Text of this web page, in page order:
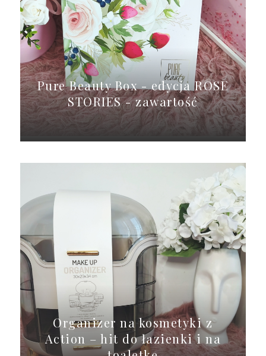
Pure Beauty Box - edycja ROSE
STORIES - zawartość
Organizer na kosmetyki z
Action – hit do łazienki i na